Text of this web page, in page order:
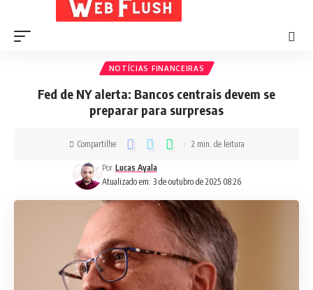
NOTÍCIAS FINANCEIRAS
Fed de NY alerta: Bancos centrais devem se
preparar para surpresas
Atualizado em: 3 de outubro de 2025 08:26
Por Lucas Ayala
Compartilhe 2 min. de leitura